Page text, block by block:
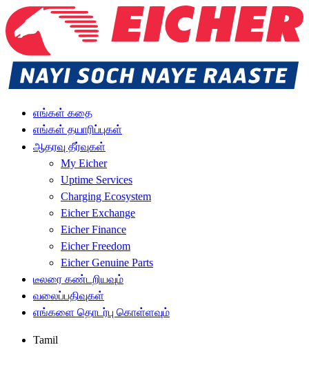
எங்கள் கதை
எங்கள் தயாரிப்புகள்
ஆதரவு தீர்வுகள்
My Eicher
Uptime Services
Charging Ecosystem
Eicher Exchange
Eicher Finance
Eicher Freedom
Eicher Genuine Parts
டீலரை கண்டறியவும்
வலைப்பதிவுகள்
எங்களை தொடர்பு கொள்ளவும்
Tamil